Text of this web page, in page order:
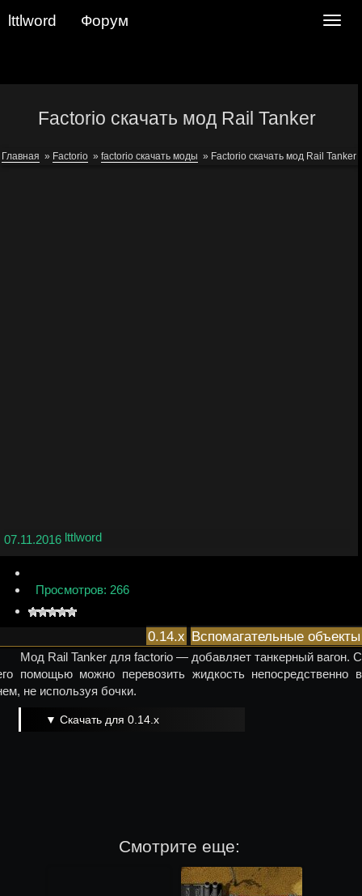
lttlword Форум
Factorio скачать мод Rail Tanker
Главная » Factorio » factorio скачать моды » Factorio скачать мод Rail Tanker
07.11.2016 lttlword
Просмотров: 266
0.14.x Вспомагательные объекты
Мод Rail Tanker для factorio — добавляет танкерный вагон. С
помощью можно перевозить жидкость непосредственно в
не используя бочки.
▼ Скачать для 0.14.x
Смотрите еще: